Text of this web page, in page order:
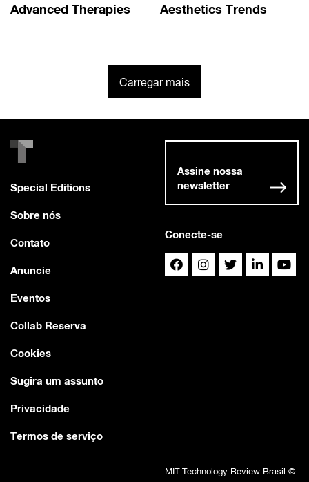
Advanced Therapies Aesthetics Trends
Carregar mais
Special Editions
Sobre nós
Contato
Anuncie
Eventos
Collab Reserva
Cookies
Sugira um assunto
Privacidade
Termos de serviço
Conecte-se
Assine nossa
newsletter
MIT Technology Review Brasil ©